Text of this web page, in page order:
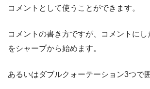
コメントとして使うことができます。
コメントの書き方ですが、コメントに
をシャープから始めます。
あるいはダブルクォーテーション3つで